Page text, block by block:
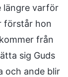
längre varför
förstår hon
från
sig Guds
och ande blir